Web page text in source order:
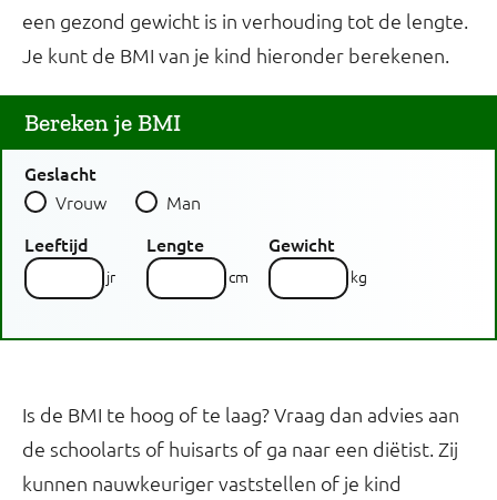
een gezond gewicht is in verhouding tot de lengte.
Je kunt de BMI van je kind hieronder berekenen.
Bereken je BMI
Geslacht
Vrouw
Man
Leeftijd
jr
Lengte
cm
Gewicht
kg
advies is ook je middelomtrek van
belang.
Berekenen
24,6
laag
hoog
24,6
hoog
Is de BMI te hoog of te laag? Vraag dan advies aan
de schoolarts of huisarts of ga naar een diëtist. Zij
kunnen nauwkeuriger vaststellen of je kind